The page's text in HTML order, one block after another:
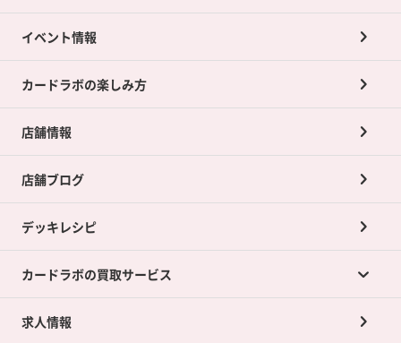
イベント情報
カードラボの楽しみ方
店舗情報
店舗ブログ
デッキレシピ
カードラボの買取サービス
カードラボの買取サービスTOP
求人情報